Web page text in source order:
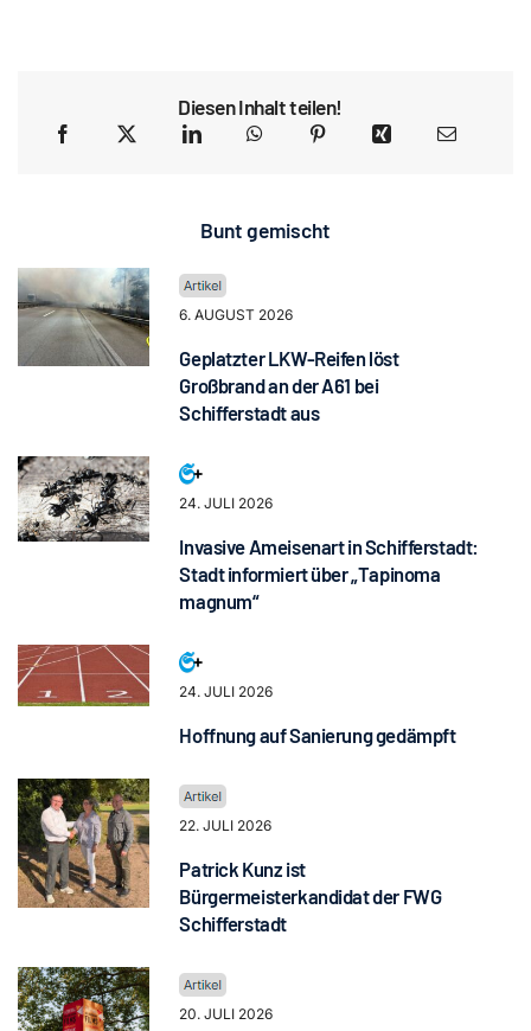
Diesen Inhalt teilen!
Bunt gemischt
6. AUGUST 2026
Geplatzter LKW-Reifen löst
Großbrand an der A61 bei
Schifferstadt aus
24. JULI 2026
Invasive Ameisenart in Schifferstadt:
Stadt informiert über „Tapinoma
magnum“
24. JULI 2026
Hoffnung auf Sanierung gedämpft
22. JULI 2026
Patrick Kunz ist
Bürgermeisterkandidat der FWG
Schifferstadt
20. JULI 2026